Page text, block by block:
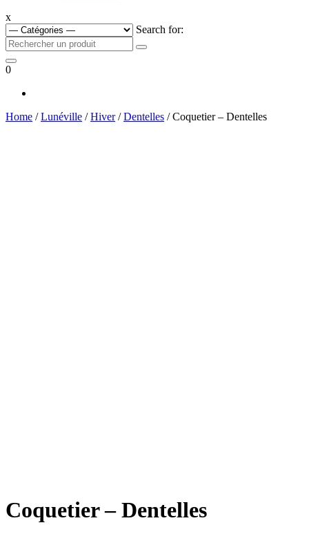
x
Search for:
0
Home /Lunéville /Hiver/Dentelles / Coquetier – Dentelles
Coquetier – Dentelles